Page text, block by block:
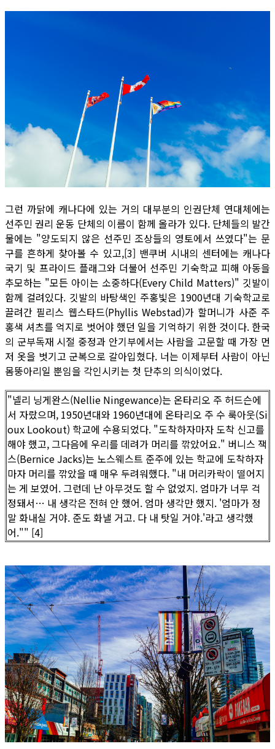
그런 까닭에 캐나다에 있는 거의 대부분의 인권단체 연대체에는
선주민 권리 운동 단체의 이름이 함께 올라가 있다. 단체들의 발간
물에는 "양도되지 않은 선주민 조상들의 영토에서 쓰였다"는 문
구를 흔하게 찾아볼 수 있고,[3] 밴쿠버 시내의 센터에는 캐나다
국기 및 프라이드 플래그와 더불어 선주민 기숙학교 피해 아동을
추모하는 "모든 아이는 소중하다(Every Child Matters)" 깃발이
함께 걸려있다. 깃발의 바탕색인 주홍빛은 1900년대 기숙학교로
끌려간 필리스 웹스타드(Phyllis Webstad)가 할머니가 사준 주
홍색 셔츠를 억지로 벗어야 했던 일을 기억하기 위한 것이다. 한국
의 군부독재 시절 중정과 안기부에서는 사람을 고문할 때 가장 먼
저 옷을 벗기고 군복으로 갈아입혔다. 너는 이제부터 사람이 아닌
몸뚱아리일 뿐임을 각인시키는 첫 단추의 의식이었다.
"넬리 닝게완스(Nellie Ningewance)는 온타리오 주 허드슨에
서 자랐으며, 1950년대와 1960년대에 온타리오 주 수 룩아웃(Si
oux Lookout) 학교에 수용되었다. "도착하자마자 도착 신고를
해야 했고, 그다음에 우리를 데려가 머리를 깎았어요." 버니스 잭
스(Bernice Jacks)는 노스웨스트 준주에 있는 학교에 도착하자
마자 머리를 깎았을 때 매우 두려워했다. "내 머리카락이 떨어지
는 게 보였어. 그런데 난 아무것도 할 수 없었지. 엄마가 너무 걱
정돼서… 내 생각은 전혀 안 했어. 엄마 생각만 했지. '엄마가 정
말 화내실 거야. 준도 화낼 거고. 다 내 탓일 거야.'라고 생각했
어."" [4]